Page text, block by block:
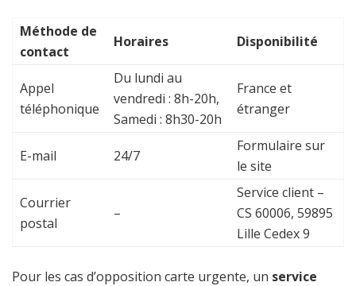
Méthode de
contact
Horaires Disponibilité
Appel
téléphonique
Du lundi au
vendredi : 8h-20h,
Samedi : 8h30-20h
France et
étranger
E-mail 24/7
Formulaire sur
le site
Courrier
postal
–
Service client –
CS 60006, 59895
Lille Cedex 9
Pour les cas d’opposition carte urgente, un service